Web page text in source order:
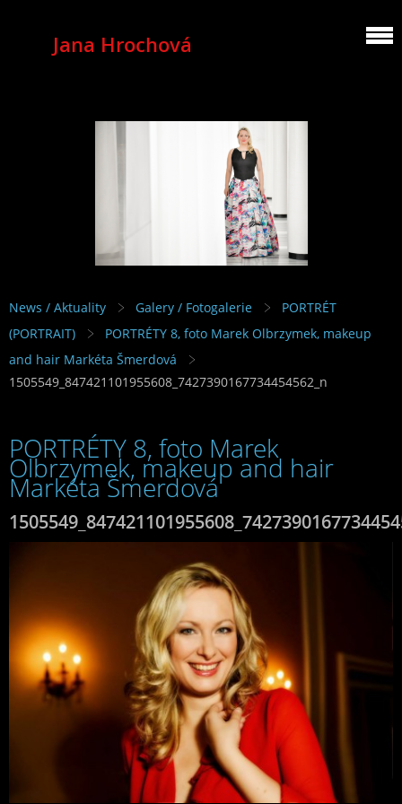
Jana Hrochová
MEZZOSOPRANO
News / Aktuality Galery / Fotogalerie
PORTRÉT
(PORTRAIT)
PORTRÉTY 8, foto Marek Olbrzymek, makeup
and hair Markéta Šmerdová
1505549_847421101955608_7427390167734454562_n
PORTRÉTY 8, foto Marek
Olbrzymek, makeup and hair
Markéta Šmerdová